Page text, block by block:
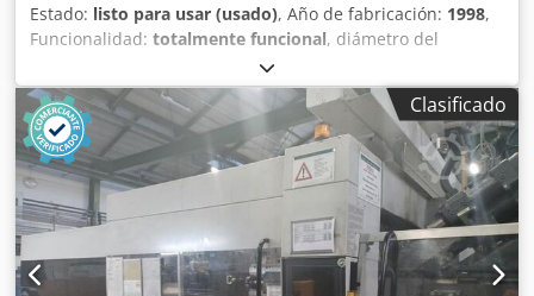
Estado: listo para usar (usado), Año de fabricación: 1998,
Funcionalidad: totalmente funcional, diámetro del
, fuerza de sujeción:
mínimo - venta garantizada al mejor postor!\n\nDETALLES
TÉCNICOS\n\nUnidad de cierre: 2.000 kN\n\nDiámetro de
husillo unidad 1: 45 mm\nDiámetro de husillo unidad 2: 45
mm\n\nVolumen máximo de inyección unidad 1: 226
cm³\nVolumen máximo de inyección unidad 2: 183
cm³\n\nDETALLES DE LA MÁQUINA\n\nTamaño mínimo de
instalación del molde: 250 mm\nTamaño máximo de
instalación del molde: 750
mm\n\nEQUIPAMIENTO\nMáquina de 2
Clasificado